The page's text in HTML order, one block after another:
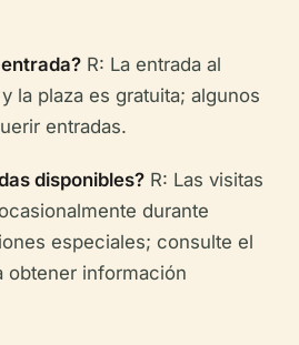
R: La entrada al
la plaza es gratuita; algunos
entradas.
disponibles? R: Las visitas
durante
especiales; consulte el
obtener información